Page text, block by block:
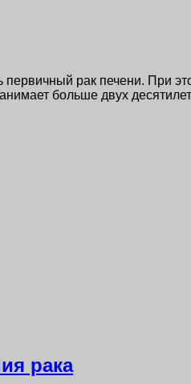
рак печени. При
больше двух
рака